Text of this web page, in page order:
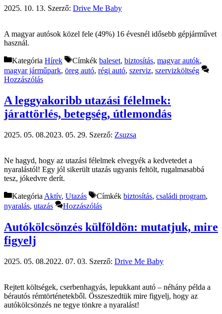
2025. 10. 13. Szerző: Drive Me Baby
A magyar autósok közel fele (49%) 16 évesnél idősebb gépjárművet
használ.
Kategória Hírek Címkék baleset, biztosítás, magyar autók,
magyar járműpark, öreg autó, régi autó, szerviz, szervizköltség
Hozzászólás
A leggyakoribb utazási félelmek:
járattörlés, betegség, útlemondás
2025. 05. 08.2023. 05. 29. Szerző: Zsuzsa
Ne hagyd, hogy az utazási félelmek elvegyék a kedvetedet a
nyaralástól! Egy jól sikerült utazás ugyanis feltölt, rugalmasabbá
tesz, jókedvre derít.
Kategória Aktív, Utazás Címkék biztosítás, családi program,
nyaralás, utazás Hozzászólás
Autókölcsönzés külföldön: mutatjuk, mire
figyelj
2025. 05. 08.2022. 07. 03. Szerző: Drive Me Baby
Rejtett költségek, cserbenhagyás, lepukkant autó – néhány példa a
bérautós rémtörténetekből. Összeszedtük mire figyelj, hogy az
autókölcsönzés ne tegye tönkre a nyaralást!